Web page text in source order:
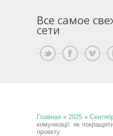
Все самое
сети
Главная » 2025 »
комунікації: як
проекту